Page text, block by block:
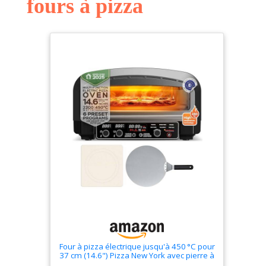
rayonnante et
convective pour
de léopard : La
chaleur rayonnante
et les éléments en
instance de brevet
créent une croûte
uniforme en forme
de léopard sans
qu'il soit nécessaire
d'effectuer une
rotation Fonctions
de cuisson
fonctions
préréglées pour les
pizzas au feu de
fours à pizza
Four à pizza électrique jusqu'à 450 °C pour
37 cm (14.6") Pizza New York avec pierre à